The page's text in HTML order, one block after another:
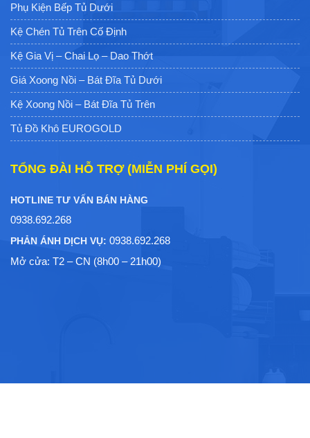
Phụ Kiện Bếp Tủ Dưới
Kệ Chén Tủ Trên Cố Định
Kệ Gia Vị – Chai Lọ – Dao Thớt
Giá Xoong Nồi – Bát Đĩa Tủ Dưới
Kệ Xoong Nồi – Bát Đĩa Tủ Trên
Tủ Đồ Khô EUROGOLD
TỔNG ĐÀI HỖ TRỢ (MIỄN PHÍ GỌI)
HOTLINE TƯ VẤN BÁN HÀNG
0938.692.268
PHẢN ÁNH DỊCH VỤ: 0938.692.268
Mở cửa: T2 – CN (8h00 – 21h00)